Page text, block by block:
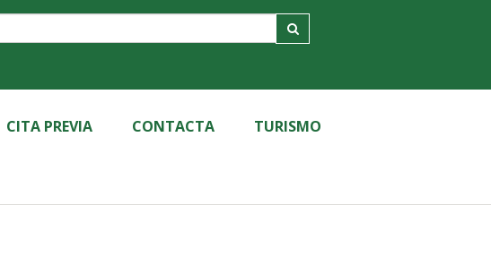
CITA PREVIA CONTACTA TURISMO